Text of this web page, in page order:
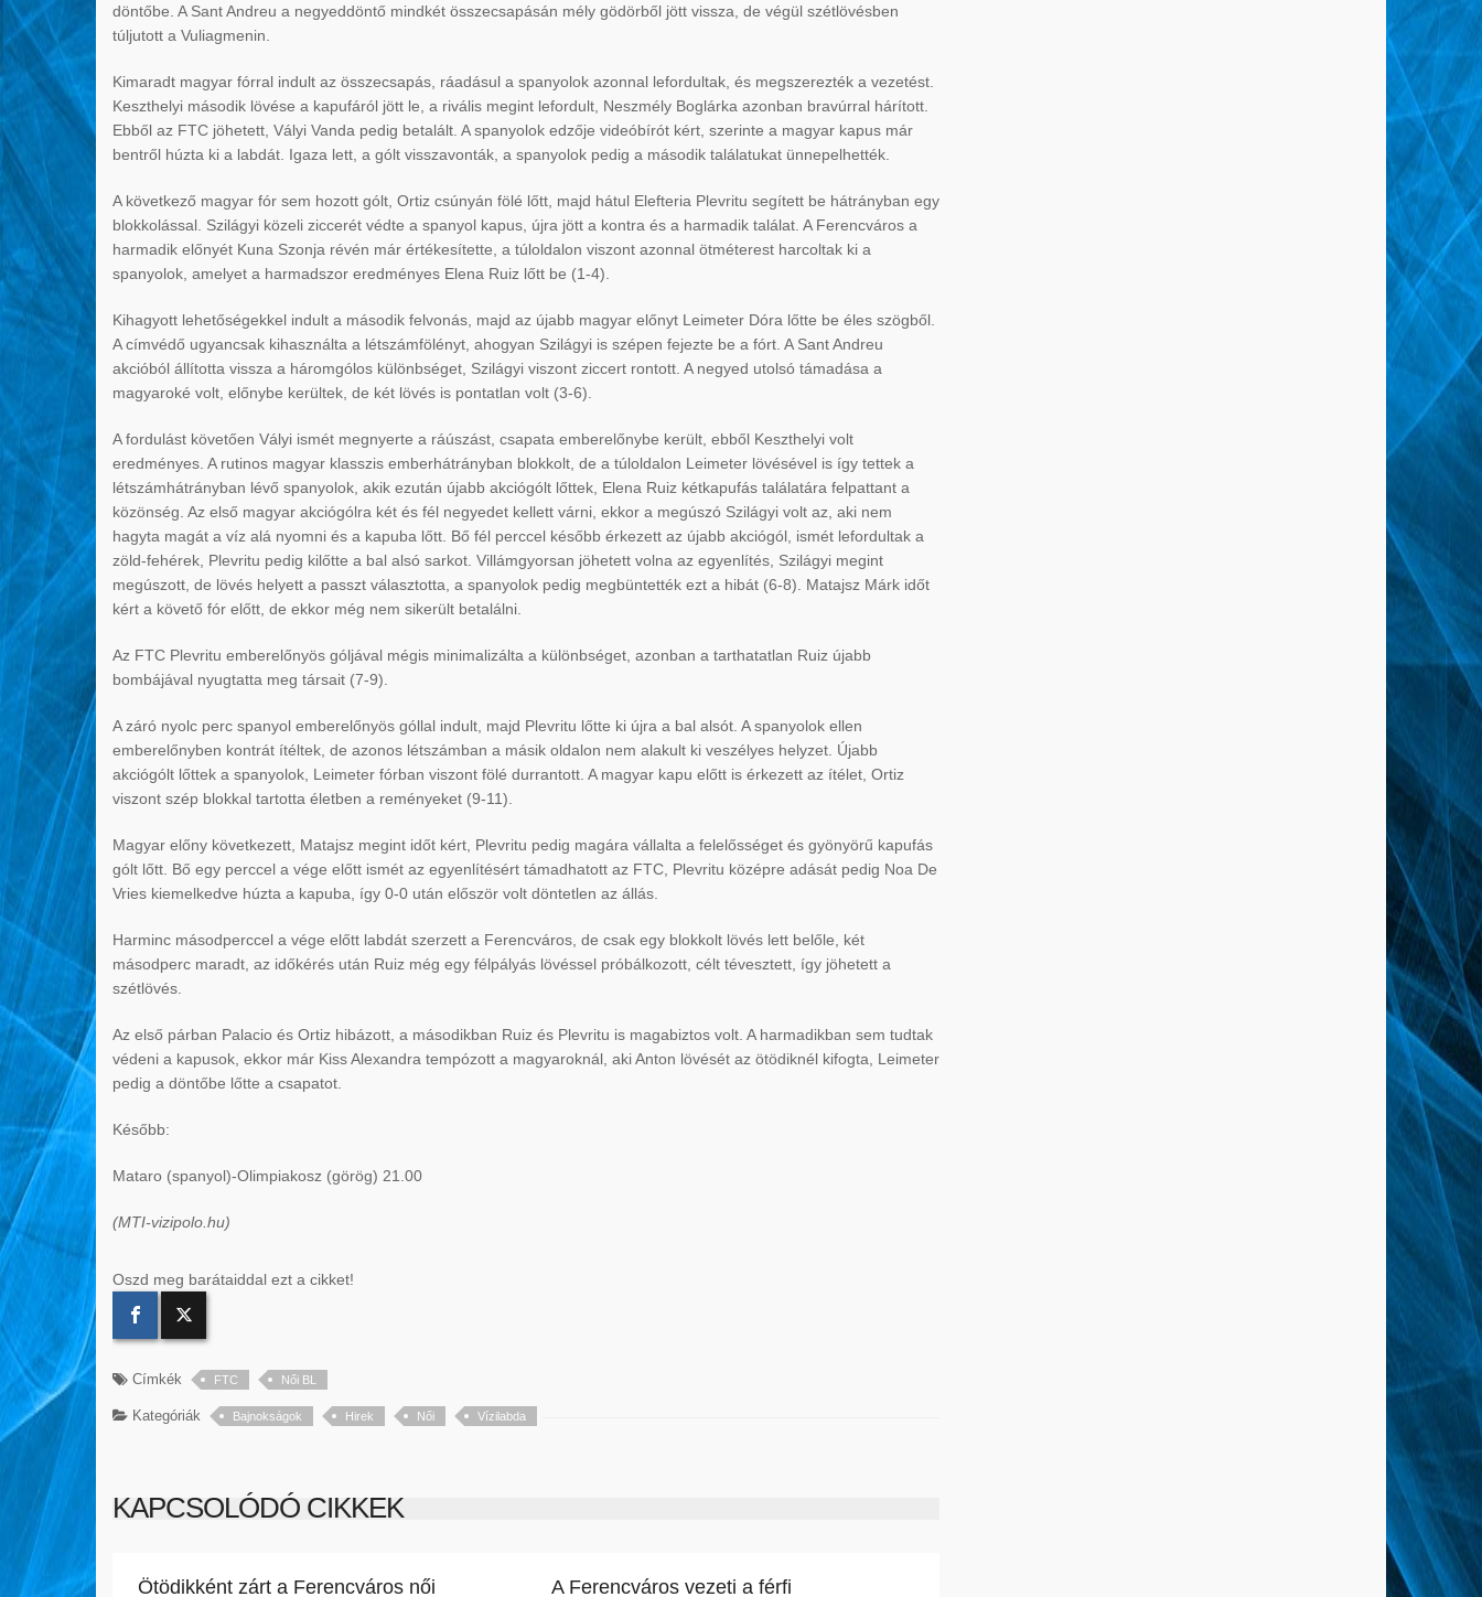
döntőbe. A Sant Andreu a negyeddöntő mindkét összecsapásán mély gödörből jött vissza, de végül szétlövésben
túljutott a Vuliagmenin.
Kimaradt magyar fórral indult az összecsapás, ráadásul a spanyolok azonnal lefordultak, és megszerezték a vezetést.
Keszthelyi második lövése a kapufáról jött le, a rivális megint lefordult, Neszmély Boglárka azonban bravúrral hárított.
Ebből az FTC jöhetett, Vályi Vanda pedig betalált. A spanyolok edzője videóbírót kért, szerinte a magyar kapus már
bentről húzta ki a labdát. Igaza lett, a gólt visszavonták, a spanyolok pedig a második találatukat ünnepelhették.
A következő magyar fór sem hozott gólt, Ortiz csúnyán fölé lőtt, majd hátul Elefteria Plevritu segített be hátrányban egy
blokkolással. Szilágyi közeli ziccerét védte a spanyol kapus, újra jött a kontra és a harmadik találat. A Ferencváros a
harmadik előnyét Kuna Szonja révén már értékesítette, a túloldalon viszont azonnal ötméterest harcoltak ki a
spanyolok, amelyet a harmadszor eredményes Elena Ruiz lőtt be (1-4).
Kihagyott lehetőségekkel indult a második felvonás, majd az újabb magyar előnyt Leimeter Dóra lőtte be éles szögből.
A címvédő ugyancsak kihasználta a létszámfölényt, ahogyan Szilágyi is szépen fejezte be a fórt. A Sant Andreu
akcióból állította vissza a háromgólos különbséget, Szilágyi viszont ziccert rontott. A negyed utolsó támadása a
magyaroké volt, előnybe kerültek, de két lövés is pontatlan volt (3-6).
A fordulást követően Vályi ismét megnyerte a ráúszást, csapata emberelőnybe került, ebből Keszthelyi volt
eredményes. A rutinos magyar klasszis emberhátrányban blokkolt, de a túloldalon Leimeter lövésével is így tettek a
létszámhátrányban lévő spanyolok, akik ezután újabb akciógólt lőttek, Elena Ruiz kétkapufás találatára felpattant a
közönség. Az első magyar akciógólra két és fél negyedet kellett várni, ekkor a megúszó Szilágyi volt az, aki nem
hagyta magát a víz alá nyomni és a kapuba lőtt. Bő fél perccel később érkezett az újabb akciógól, ismét lefordultak a
zöld-fehérek, Plevritu pedig kilőtte a bal alsó sarkot. Villámgyorsan jöhetett volna az egyenlítés, Szilágyi megint
megúszott, de lövés helyett a passzt választotta, a spanyolok pedig megbüntették ezt a hibát (6-8). Matajsz Márk időt
kért a követő fór előtt, de ekkor még nem sikerült betalálni.
Az FTC Plevritu emberelőnyös góljával mégis minimalizálta a különbséget, azonban a tarthatatlan Ruiz újabb
bombájával nyugtatta meg társait (7-9).
A záró nyolc perc spanyol emberelőnyös góllal indult, majd Plevritu lőtte ki újra a bal alsót. A spanyolok ellen
emberelőnyben kontrát ítéltek, de azonos létszámban a másik oldalon nem alakult ki veszélyes helyzet. Újabb
akciógólt lőttek a spanyolok, Leimeter fórban viszont fölé durrantott. A magyar kapu előtt is érkezett az ítélet, Ortiz
viszont szép blokkal tartotta életben a reményeket (9-11).
Magyar előny következett, Matajsz megint időt kért, Plevritu pedig magára vállalta a felelősséget és gyönyörű kapufás
gólt lőtt. Bő egy perccel a vége előtt ismét az egyenlítésért támadhatott az FTC, Plevritu középre adását pedig Noa De
Vries kiemelkedve húzta a kapuba, így 0-0 után először volt döntetlen az állás.
Harminc másodperccel a vége előtt labdát szerzett a Ferencváros, de csak egy blokkolt lövés lett belőle, két
másodperc maradt, az időkérés után Ruiz még egy félpályás lövéssel próbálkozott, célt tévesztett, így jöhetett a
szétlövés.
Az első párban Palacio és Ortiz hibázott, a másodikban Ruiz és Plevritu is magabiztos volt. A harmadikban sem tudtak
védeni a kapusok, ekkor már Kiss Alexandra tempózott a magyaroknál, aki Anton lövését az ötödiknél kifogta, Leimeter
pedig a döntőbe lőtte a csapatot.
Később:
Mataro (spanyol)-Olimpiakosz (görög) 21.00
(MTI-vizipolo.hu)
Oszd meg barátaiddal ezt a cikket!
Címkék FTC Női BL
Kategóriák Bajnokságok Hirek Női Vízilabda
KAPCSOLÓDÓ CIKKEK
Ötödikként zárt a Ferencváros női
A Ferencváros vezeti a férfi